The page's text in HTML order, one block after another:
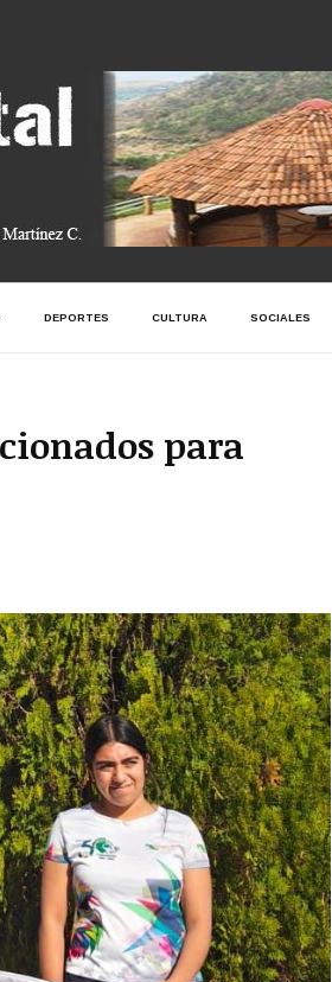
DEPORTES CULTURA SOCIALES
para